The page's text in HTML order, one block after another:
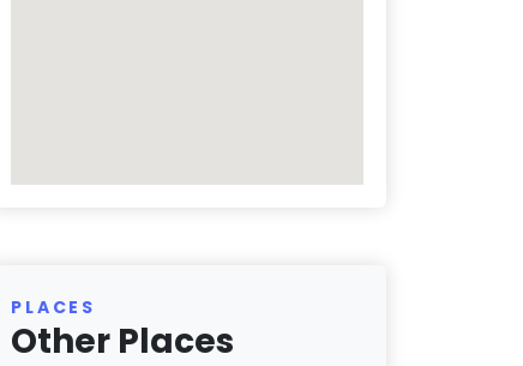
PLACES
Other Places